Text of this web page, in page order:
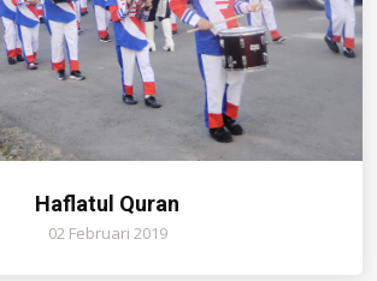
Haflatul Quran
02 Februari 2019